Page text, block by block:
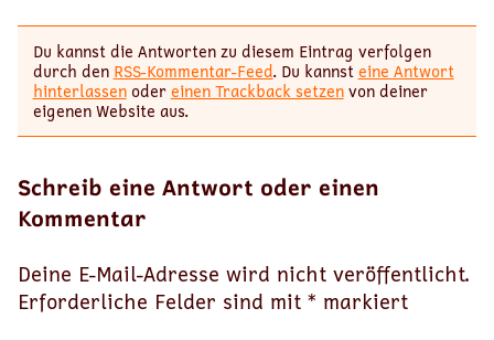
Du kannst die Antworten zu diesem Eintrag verfolgen
durch den RSS-Kommentar-Feed. Du kannsteine Antwort
hinterlassenodereinen Trackback setzenvon deiner
eigenen Website aus.
Schreib eine Antwort oder einen
Kommentar
Deine E-Mail-Adresse wird nicht veröffentlicht.
Erforderliche Felder sind mit * markiert